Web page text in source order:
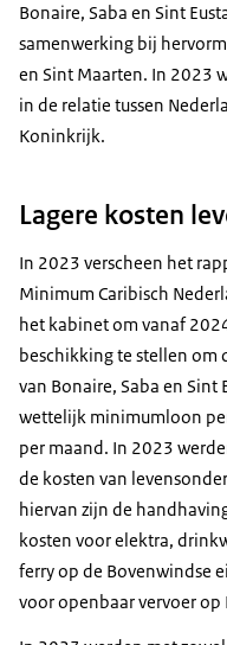
Bonaire, Saba en Sint
samenwerking bij
en Sint Maarten. In 2023
in de relatie tussen
Koninkrijk.
Lagere kosten
In 2023 verscheen het
Minimum Caribisch
het kabinet om vanaf
beschikking te stellen om
van Bonaire, Saba en Sint
wettelijk minimumloon
per maand. In 2023
de kosten van
hiervan zijn de
kosten voor elektra,
ferry op de Bovenwindse
voor openbaar vervoer op